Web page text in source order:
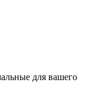
для вашего